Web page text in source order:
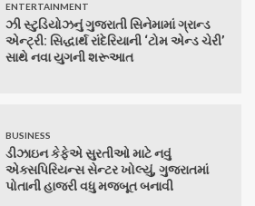
ENTERTAINMENT
ઝી સ્ટુડિયોઝનું ગુજરાતી સિનેમામાં ગ્રાન્ડ
એન્ટ્રી: સિદ્ધાર્થ રાંદેરિયાની ‘ટોમ એન્ડ ચેરી’
સાથે નવા યુગની શરૂઆત
BUSINESS
ડીઝાઇન કેફેએ સુરતીઓ માટે નવું
એક્સપિરિયન્સ સેન્ટર ખોલ્યું, ગુજરાતમાં
પોતાની હાજરી વધુ મજબૂત બનાવી